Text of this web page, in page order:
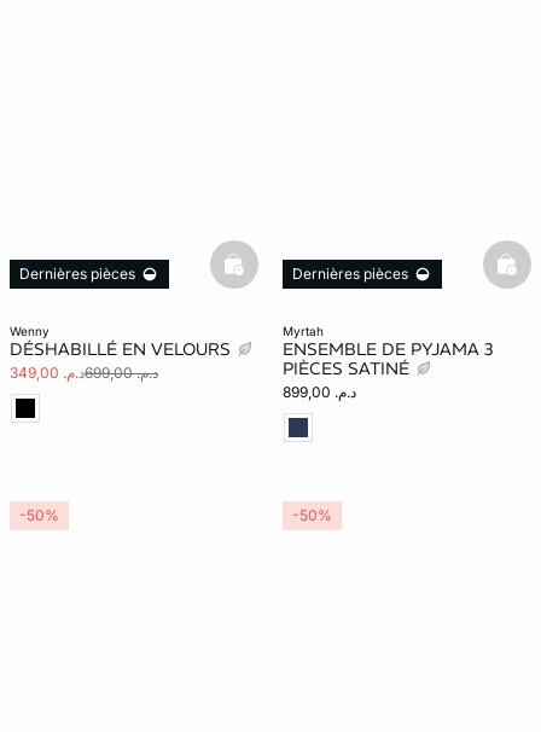
wenny
DÉSHABILLÉ EN VELOURS
د.م. 349,00 د.م. 699,00
Dernières pièces basketfull
myrtah
ENSEMBLE DE PYJAMA 3
PIÈCES SATINÉ
د.م. 899,00
Dernières pièces
-50% -50%